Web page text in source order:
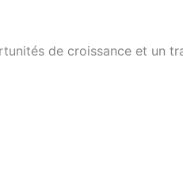
de croissance et un